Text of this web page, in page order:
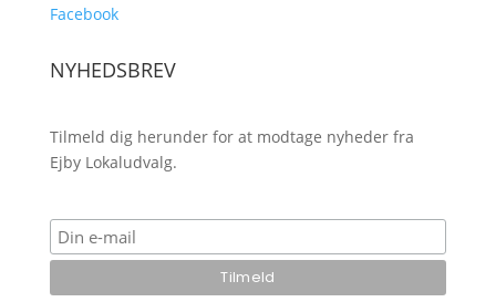
Facebook
NYHEDSBREV
Tilmeld dig herunder for at modtage nyheder fra
Ejby Lokaludvalg.